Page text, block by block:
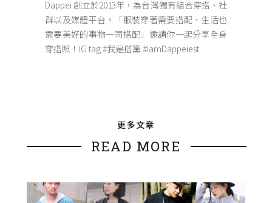
Dappei 創立於2013年，為台灣獨有結合穿搭、社
群以及媒體平台。「服裝穿著需要搭配，生活也
需要美好的事物一同搭配」邀請你一起分享全身
穿搭照！IG tag #我是搭黨 #IamDappeiest
更多文章
READ MORE